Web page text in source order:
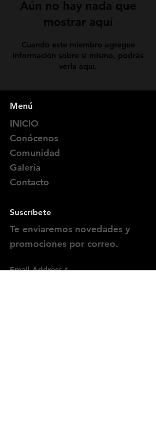
Aún no hay nada que
mostrar aquí
Cuando este miembro agregue
información sobre sí mismo, podrás
verla aquí.
Menú
INICIO
Conócenos
Comunidad
Galería
Contacto
Suscríbete
Te enviaremos novedades y
promociones por correo.
Email Address